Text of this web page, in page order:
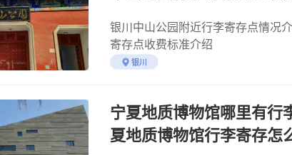
银川中山公园附近行李寄存点情况
寄存点收费标准介绍
银川
宁夏地质博物馆哪里有行
夏地质博物馆行李寄存怎